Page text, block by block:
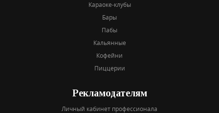
Караоке-клубы
Бары
Пабы
Кальянные
Кофейни
Пиццерии
Рекламодателям
Личный кабинет профессионала